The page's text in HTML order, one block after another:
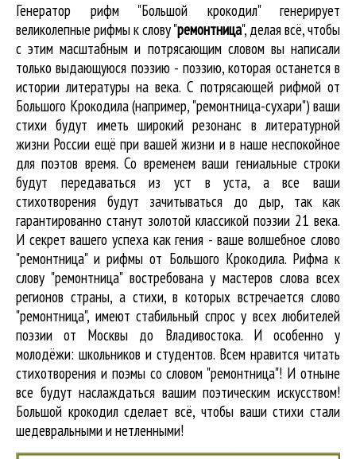
Генератор рифм "Большой крокодил" генерирует
великолепные рифмы к слову "ремонтница", делая всё, чтобы
с этим масштабным и потрясающим словом вы написали
только выдающуюся поэзию - поэзию, которая останется в
истории литературы на века. С потрясающей рифмой от
Большого Крокодила (например, "ремонтница-сухари") ваши
стихи будут иметь широкий резонанс в литературной
жизни России ещё при вашей жизни и в наше неспокойное
для поэтов время. Со временем ваши гениальные строки
будут передаваться из уст в уста, а все ваши
стихотворения будут зачитываться до дыр, так как
гарантированно станут золотой классикой поэзии 21 века.
И секрет вашего успеха как гения - ваше волшебное слово
"ремонтница" и рифмы от Большого Крокодила. Рифма к
слову "ремонтница" востребована у мастеров слова всех
регионов страны, а стихи, в которых встречается слово
"ремонтница", имеют стабильный спрос у всех любителей
поэзии от Москвы до Владивостока. И особенно у
молодёжи: школьников и студентов. Всем нравится читать
стихотворения и поэмы со словом "ремонтница"! И отныне
все будут наслаждаться вашим поэтическим искусством!
Большой крокодил cделает всё, чтобы ваши стихи стали
шедевральными и нетленными!